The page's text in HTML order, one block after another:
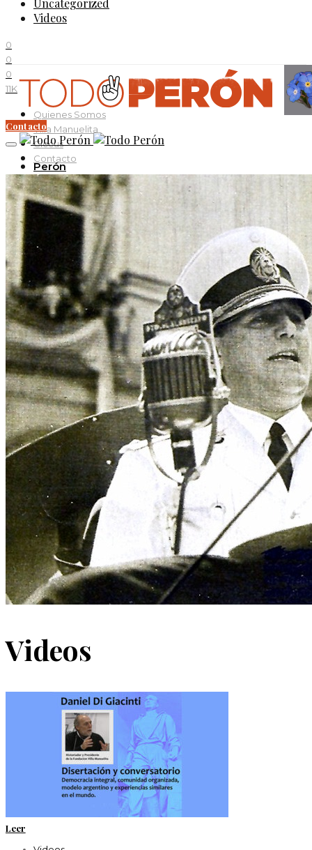
Uncategorized
Videos
0
0
0
11K
Quienes Somos
Villa Manuelita
Ciccus
Contacto
Contacto
Perón
Evita
Documentos
Curso Evita Capitana
Efemérides
Videos
Leer